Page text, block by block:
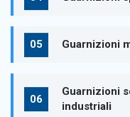
Guarnizioni
Guarnizioni
industriali